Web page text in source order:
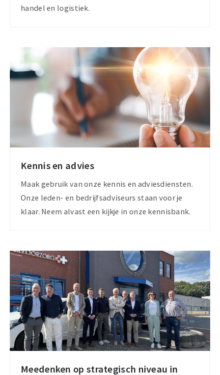
handel en logistiek.
Kennis en advies
Maak gebruik van onze kennis en adviesdiensten.
Onze leden- en bedrijfsadviseurs staan voor je
klaar. Neem alvast een kijkje in onze kennisbank.
Kennisbank
Meedenken op strategisch niveau in
Onze